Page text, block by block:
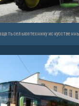
сельхозтехнику